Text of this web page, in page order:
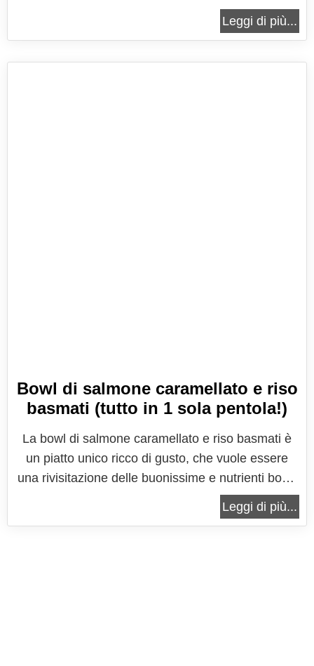
Si tratta di un piatto di polpo in umido, molto
semplice e gustoso, dove il polpo o i polipetti
Leggi di più...
Bowl di salmone caramellato e riso
basmati (tutto in 1 sola pentola!)
La bowl di salmone caramellato e riso basmati è
un piatto unico ricco di gusto, che vuole essere
una rivisitazione delle buonissime e nutrienti bowl,
le ciotole che accolgono un favoloso mix di
ingredienti che si prestano ad essere scelte come
Leggi di più...